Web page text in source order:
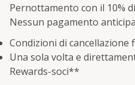
Pernottamento con il 10%
Nessun pagamento
Condizioni di cancellazione
Una sola volta e
Rewards-soci**